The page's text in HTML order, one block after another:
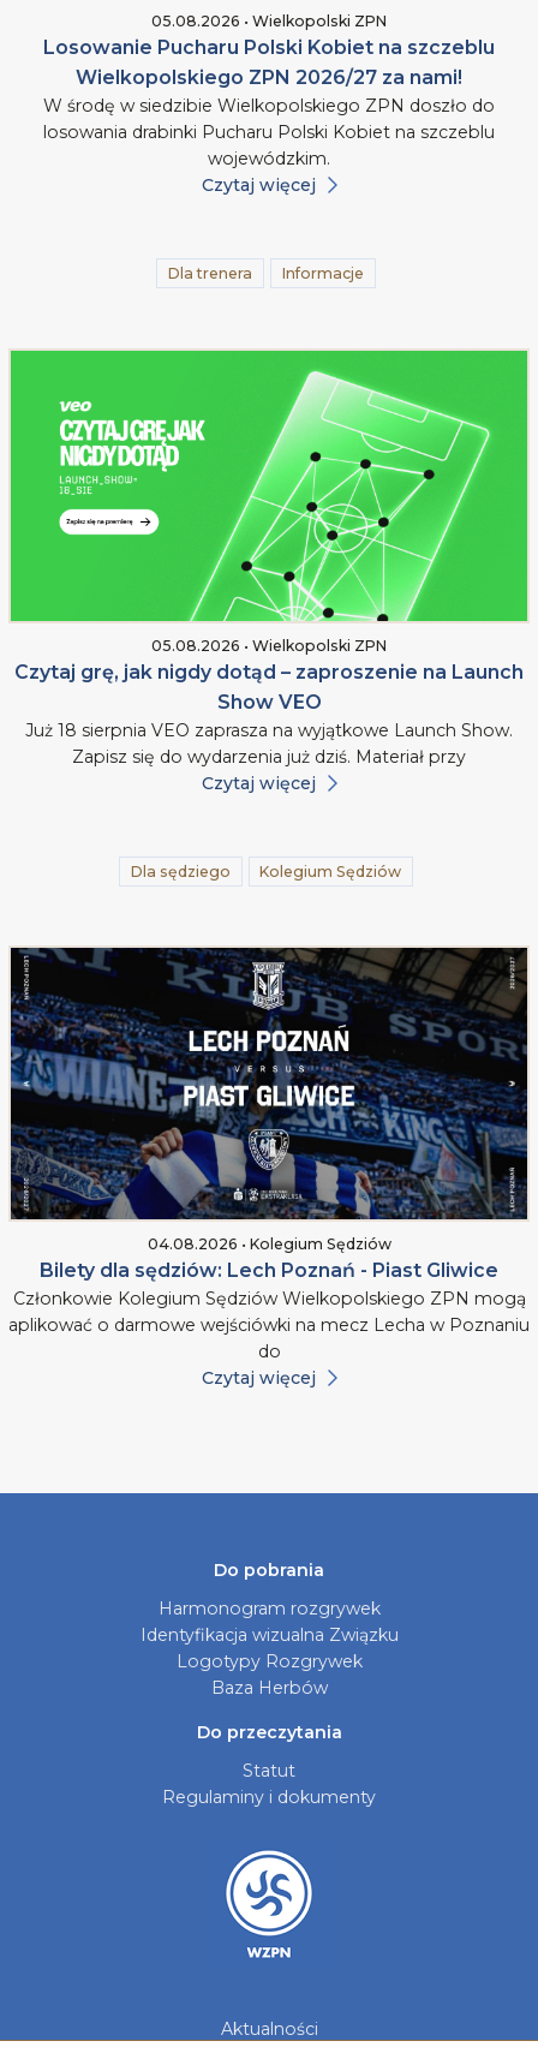
05.08.2026 • Wielkopolski ZPN
Losowanie Pucharu Polski Kobiet na szczeblu
Wielkopolskiego ZPN 2026/27 za nami!
W środę w siedzibie Wielkopolskiego ZPN doszło do
losowania drabinki Pucharu Polski Kobiet na szczeblu
wojewódzkim.
Czytaj więcej
Dla trenera Informacje
05.08.2026 • Wielkopolski ZPN
Czytaj grę, jak nigdy dotąd – zaproszenie na Launch
Show VEO
Już 18 sierpnia VEO zaprasza na wyjątkowe Launch Show.
Zapisz się do wydarzenia już dziś. Materiał przy
Czytaj więcej
Dla sędziego Kolegium Sędziów
04.08.2026 • Kolegium Sędziów
Bilety dla sędziów: Lech Poznań - Piast Gliwice
Członkowie Kolegium Sędziów Wielkopolskiego ZPN mogą
aplikować o darmowe wejściówki na mecz Lecha w Poznaniu
do
Czytaj więcej
Do pobrania
Harmonogram rozgrywek
Identyfikacja wizualna Związku
Logotypy Rozgrywek
Baza Herbów
Do przeczytania
Statut
Regulaminy i dokumenty
Aktualności